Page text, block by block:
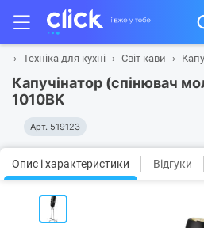
Техніка для кухні Світ кави
Капучінатор (спінювач
1010BK
Арт. 519123
Опис і характеристики Відгуки